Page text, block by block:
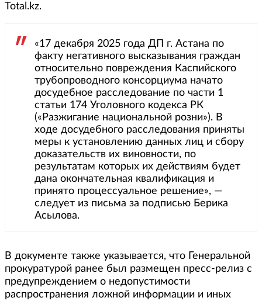
Total.kz.
«17 декабря 2025 года ДП г. Астана по
факту негативного высказывания граждан
относительно повреждения Каспийского
трубопроводного консорциума начато
досудебное расследование по части 1
статьи 174 Уголовного кодекса РК
(«Разжигание национальной розни»). В
ходе досудебного расследования приняты
меры к установлению данных лиц и сбору
доказательств их виновности, по
результатам которых их действиям будет
дана окончательная квалификация и
принято процессуальное решение», —
следует из письма за подписью Берика
Асылова.
В документе также указывается, что Генеральной
прокуратурой ранее был размещен пресс-релиз с
предупреждением о недопустимости
распространения ложной информации и иных